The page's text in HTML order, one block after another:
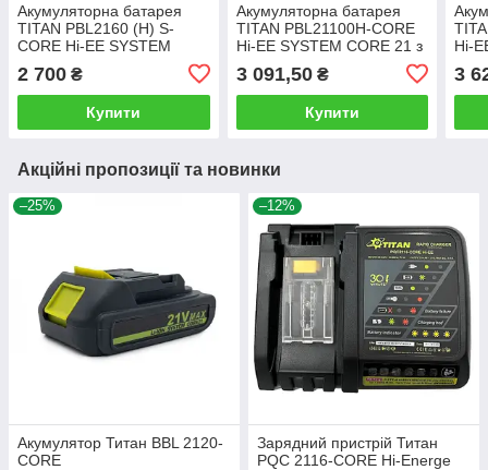
Акумуляторна батарея
TITAN PBL2160 (Н) S-
CORE Hi-EE SYSTEM
CORE 21 з високоточними
елементами Samsung
2 700 ₴
Купити
Акумуляторна батарея
TITAN PBL21100H-CORE
Hi-EE SYSTEM CORE 21 з
елементами 21700 EVE
3 091,50₴
Купити
Hi-
3
Акційні пропозиції та новинки
–25%
Акумулятор Титан BBL 2120-
CORE
–12%
Зарядний пристрій Титан
PQC 2116-CORE Hi-Energe